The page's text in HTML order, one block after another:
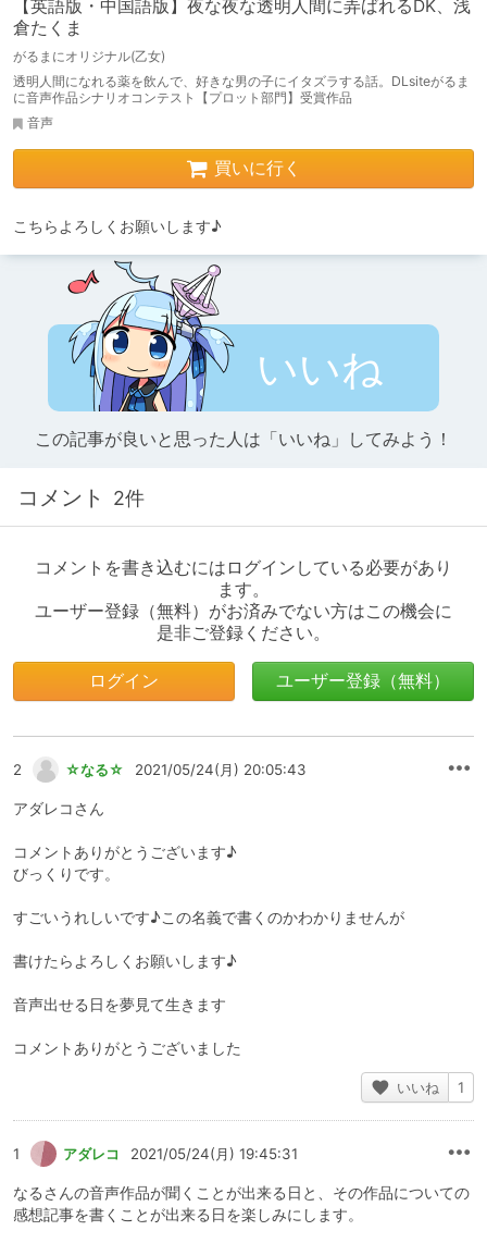
【英語版・中国語版】夜な夜な透明人間に弄ばれるDK、浅
倉たくま
がるまにオリジナル(乙女)
透明人間になれる薬を飲んで、好きな男の子にイタズラする話。DLsiteがるま
に音声作品シナリオコンテスト【プロット部門】受賞作品
音声
買いに行く
こちらよろしくお願いします♪
いいね
この記事が良いと思った人は「いいね」してみよう！
コメント 2件
コメントを書き込むにはログインしている必要があり
ます。
ユーザー登録（無料）がお済みでない方はこの機会に
是非ご登録ください。
ログイン ユーザー登録（無料）
2 ☆なる☆ 2021/05/24(月) 20:05:43
アダレコさん
コメントありがとうございます♪
びっくりです。
すごいうれしいです♪この名義で書くのかわかりませんが
書けたらよろしくお願いします♪
音声出せる日を夢見て生きます
コメントありがとうございました
いいね 1
1 アダレコ 2021/05/24(月) 19:45:31
なるさんの音声作品が聞くことが出来る日と、その作品についての
感想記事を書くことが出来る日を楽しみにします。